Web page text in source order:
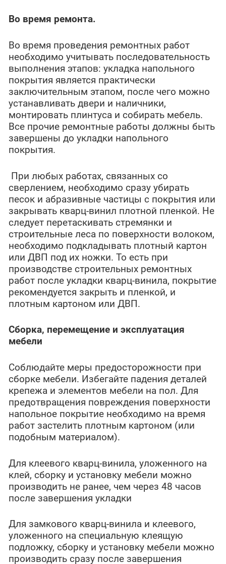
Во время ремонта.
Во время проведения ремонтных работ
необходимо учитывать последовательность
выполнения этапов: укладка напольного
покрытия является практически
заключительным этапом, после чего можно
устанавливать двери и наличники,
монтировать плинтуса и собирать мебель.
Все прочие ремонтные работы должны быть
завершены до укладки напольного
покрытия.
При любых работах, связанных со
сверлением, необходимо сразу убирать
песок и абразивные частицы с покрытия или
закрывать кварц-винил плотной пленкой. Не
следует перетаскивать стремянки и
строительные леса по поверхности волоком,
необходимо подкладывать плотный картон
или ДВП под их ножки. То есть при
производстве строительных ремонтных
работ после укладки кварц-винила, покрытие
рекомендуется закрыть и пленкой, и
плотным картоном или ДВП.
Сборка, перемещение и эксплуатация
мебели
Соблюдайте меры предосторожности при
сборке мебели. Избегайте падения деталей
крепежа и элементов мебели на пол. Для
предотвращения повреждения поверхности
напольное покрытие необходимо на время
работ застелить плотным картоном (или
подобным материалом).
Для клеевого кварц-винила, уложенного на
клей, сборку и установку мебели можно
производить не ранее, чем через 48 часов
после завершения укладки
Для замкового кварц-винила и клеевого,
уложенного на специальную клеящую
подложку, сборку и установку мебели можно
производить сразу после завершения